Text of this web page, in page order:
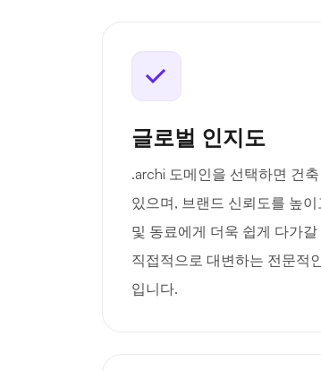
글로벌 인지도
.archi 도메인을 선택하면 건
있으며, 브랜드 신뢰도를 높
및 동료에게 더욱 쉽게 다가
직접적으로 대변하는 전문적
입니다.